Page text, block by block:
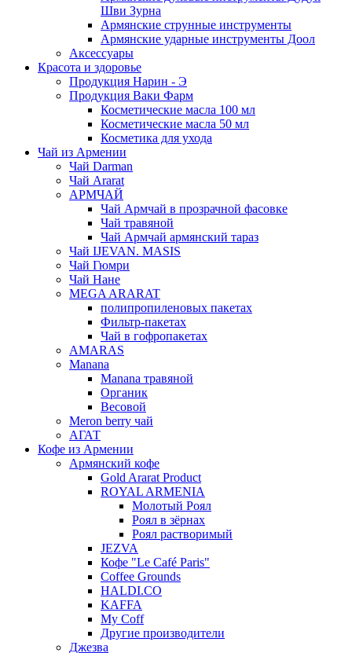
Шви Зурна
Армянские струнные инструменты
Армянские ударные инструменты Доол
Аксессуары
Красота и здоровье
Продукция Нарин - Э
Продукция Ваки Фарм
Косметические масла 100 мл
Косметические масла 50 мл
Косметика для ухода
Чай из Армении
Чай Darman
Чай Ararat
АРМЧАЙ
Чай Армчай в прозрачной фасовке
Чай травяной
Чай Армчай армянский тараз
Чай IJEVAN. MASIS
Чай Гюмри
Чай Нане
MEGA ARARAT
полипропиленовых пакетах
Фильтр-пакетах
Чай в гофропакетах
AMARAS
Manana
Manana травяной
Органик
Весовой
Meron berry чай
АГАТ
Кофе из Армении
Армянский кофе
Gold Ararat Product
ROYAL ARMENIA
Молотый Роял
Роял в зёрнах
Роял растворимый
JEZVA
Кофе "Le Café Paris"
Coffee Grounds
HALDI.CO
KAFFA
My Coff
Другие производители
Джезва